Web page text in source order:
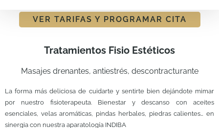
VER TARIFAS Y PROGRAMAR CITA
Tratamientos Fisio Estéticos
Masajes drenantes, antiestrés, descontracturante
La forma más deliciosa de cuidarte y sentirte bien dejándote mimar
por nuestro fisioterapeuta. Bienestar y descanso con aceites
esenciales, velas aromáticas, pindas herbales, piedras calientes… en
sinergia con nuestra aparatología INDIBA